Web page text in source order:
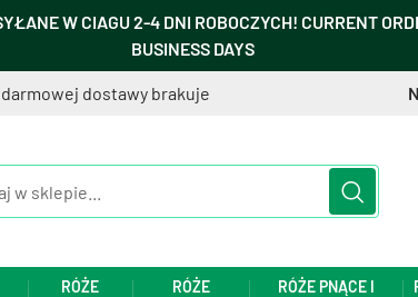
W CIAGU 2-4 DNI ROBOCZYCH! CURRENT
BUSINESS DAYS
darmowej dostawy brakuje
RÓŻE
RÓŻE
RÓŻE PNĄCE I